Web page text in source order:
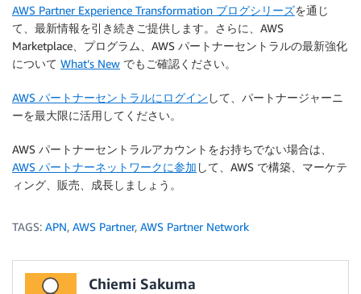
AWS Partner Experience Transformation ブログシリーズを通じ
て、最新情報を引き続きご提供します。さらに、AWS
Marketplace、プログラム、AWS パートナーセントラルの最新強化
について What’s New でもご確認ください。
AWS パートナーセントラルにログイン して、パートナージャーニ
ーを最大限に活用してください。
AWS パートナーセントラルアカウントをお持ちでない場合は、
AWS パートナーネットワークに参加 して、AWS で構築、マーケテ
ィング、販売、成長しましょう。
TAGS: APN, AWS Partner, AWS Partner Network
Chiemi Sakuma